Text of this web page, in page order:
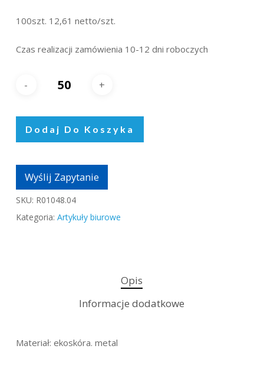
100szt. 12,61 netto/szt.
Czas realizacji zamówienia 10-12 dni roboczych
Dodaj Do Koszyka
Wyślij Zapytanie
SKU: R01048.04
Kategoria: Artykuły biurowe
Opis
Informacje dodatkowe
Materiał: ekoskóra. metal